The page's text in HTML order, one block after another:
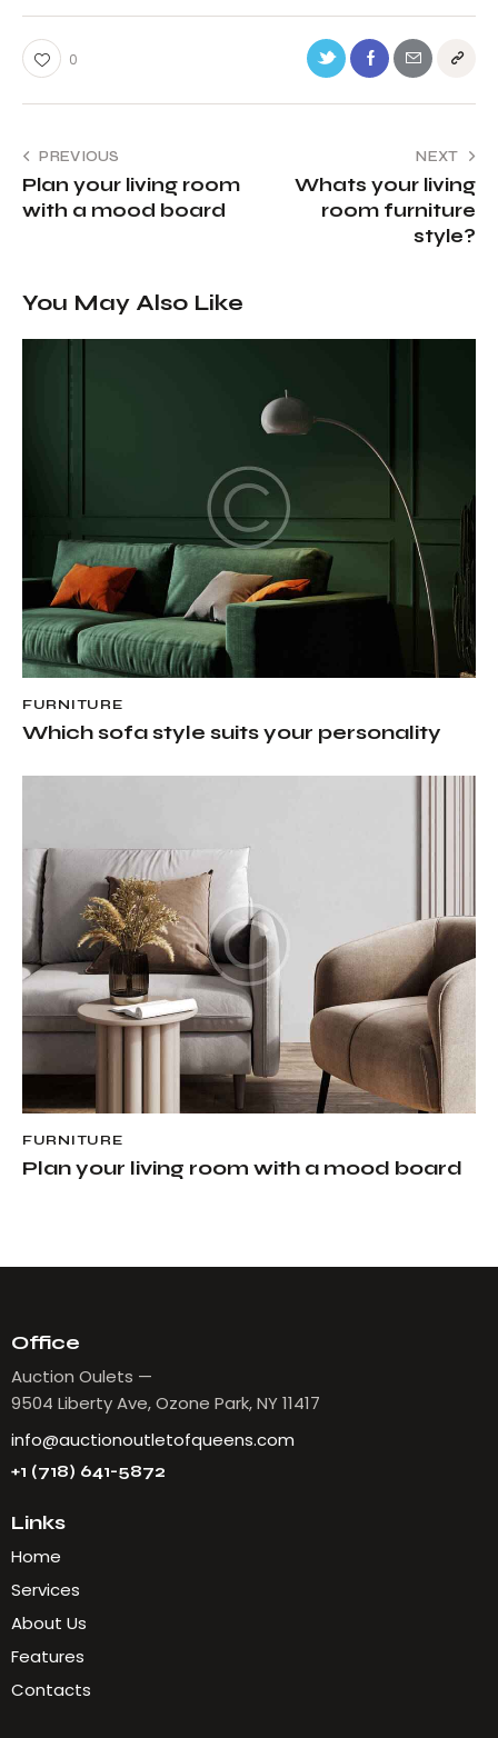
0
PREVIOUS
Plan your living room
with a mood board
NEXT
Whats your living
room furniture
style?
You May Also Like
FURNITURE
Which sofa style suits your personality
FURNITURE
Plan your living room with a mood board
Office
Auction Oulets —
9504 Liberty Ave, Ozone Park, NY 11417
info@auctionoutletofqueens.com
+1 (718) 641-5872
Links
Home
Services
About Us
Features
Contacts